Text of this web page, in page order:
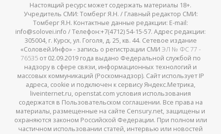
Настоящий ресурс может содержать материалы 18+.
Учредитель СМИ: Томберг Я.Н. / Главный редактор СМИ:
Томберг Я.Н. Контактные данные редакции: E-mail:
info@solovei.info / Телефон:+7(4712) 54-15-57. Адрес редакции:
305004, г. Курск, ул. Гоголя, д. 25, кв. 44. Сетевое издание
«Соловей.Инфо» - запись о регистрации СМИ ЭЛ № ФС 77 -
76535от 02.09.2019 года выдано Федеральной службой по
надзору в сфере связи, информационных технологий и
массовых коммуникаций (Роскомнадзор). Сайт использует IP
адреса, cookie и подключен к сервису Яндекс.Метрика,
liveinternet.ru, openstat.com условия использования
содержатся в Пользовательском соглашении. Все права на
материалы, размещенные на сайте Censury.net, защищены и
охраняются законом Российской Федерации. При полном или
частичном использовании статей, интервью или новостей